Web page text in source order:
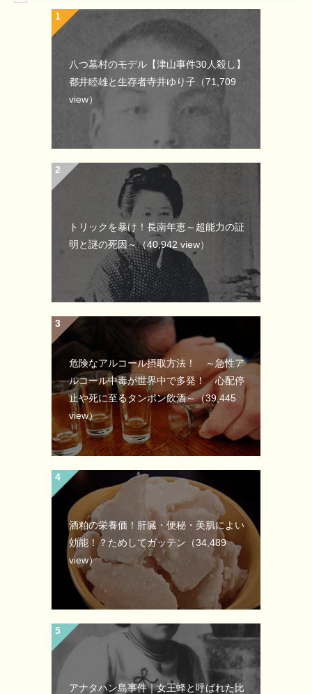
八つ墓村のモデル【津山事件30人殺し】
都井睦雄と生存者寺井ゆり子 （71,709
view）
トリックを暴け！長南年恵～超能力の証
明と謎の死因～（40,942 view）
危険なアルコール摂取方法！ ～急性ア
ルコール中毒が世界中で多発！ 心配停
止や死に至るタンポン飲酒～（39,445
view）
酒粕の栄養価！肝臓・便秘・美肌によい
効能！？ためしてガッテン （34,489
view）
アナタハン島事件｜女王蜂と呼ばれた比